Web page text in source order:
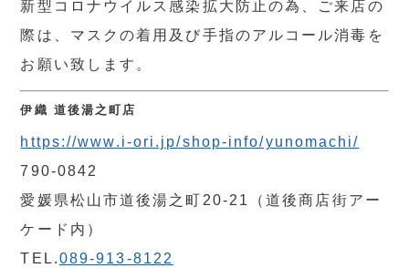
新型コロナウイルス感染拡大防止の為、ご来店の
際は、マスクの着用及び手指のアルコール消毒を
お願い致します。
伊織 道後湯之町店
https://www.i-ori.jp/shop-info/yunomachi/
790-0842
愛媛県松山市道後湯之町20-21（道後商店街アー
ケード内）
TEL.089-913-8122